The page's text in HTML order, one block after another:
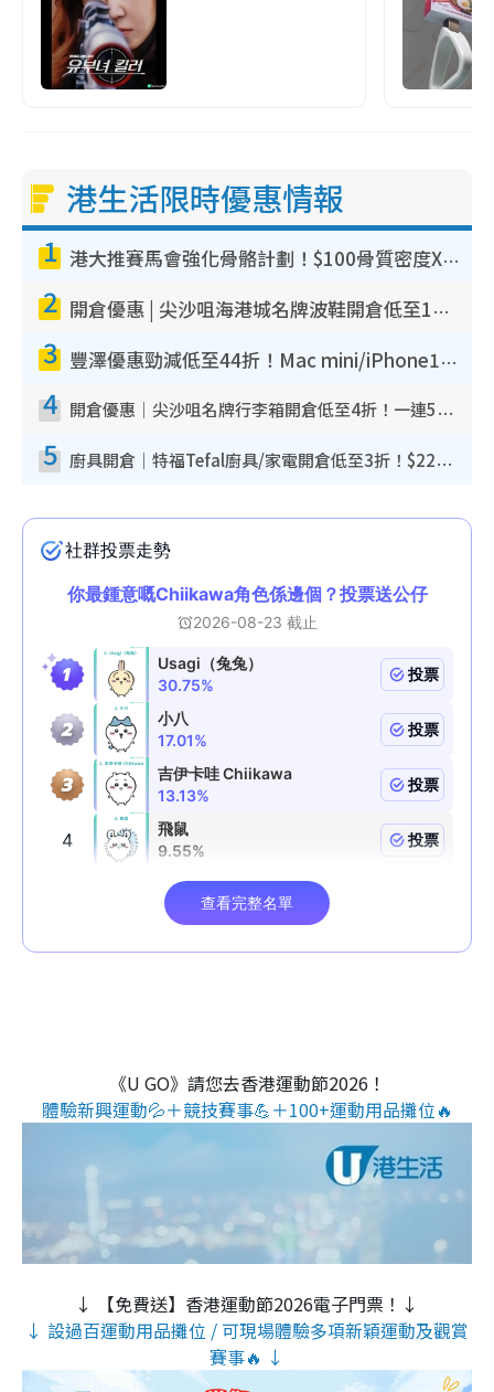
港生活限時優惠情報
1 港大推賽馬會強化骨骼計劃！$100骨質密度X光檢查 完成免費運動訓練送超市禮券！附參加資格
2 開倉優惠 | 尖沙咀海港城名牌波鞋開倉低至1折！On鞋$899起／Joy&Peace鞋履$98起
3 豐澤優惠勁減低至44折！Mac mini/iPhone17Pro大減價！廚房家電$220起
4 開倉優惠｜尖沙咀名牌行李箱開倉低至4折！一連5日 American Tourister/ace./Hallmark $200起！
5 廚具開倉｜特福Tefal廚具/家電開倉低至3折！$220起買平底鍋/炒鑊/湯煲！電飯煲/吸塵機/燙斗$418起
《U GO》請您去香港運動節2026！
體驗新興運動💦＋競技賽事💪＋100+運動用品攤位🔥
↓ 【免費送】香港運動節2026電子門票！↓
↓ 設過百運動用品攤位 / 可現場體驗多項新穎運動及觀賞
賽事🔥 ↓